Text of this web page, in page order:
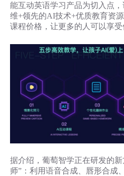
能互动英语学习产品为切入点
维+领先的AI技术+优质教育资
课程价格，让更多的人可以享受
据介绍，葡萄智学正在研发的
师”：利用语音合成、唇形合成